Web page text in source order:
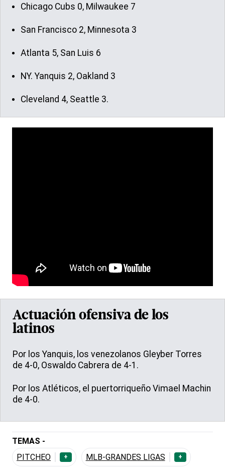
Chicago Cubs 0, Milwaukee 7
San Francisco 2, Minnesota 3
Atlanta 5, San Luis 6
NY. Yanquis 2, Oakland 3
Cleveland 4, Seattle 3.
Actuación ofensiva de los
latinos
Por los Yanquis, los venezolanos Gleyber Torres
de 4-0, Oswaldo Cabrera de 4-1.
Por los Atléticos, el puertorriqueño Vimael Machin
de 4-0.
TEMAS -
PITCHEO
+ MLB-GRANDES LIGAS +